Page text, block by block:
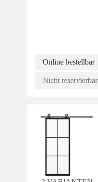
Online bestellbar
Nicht reservierbar